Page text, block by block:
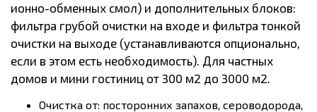
ионно-обменных смол) и дополнительных блоков:
фильтра грубой очистки на входе и фильтра тонкой
очистки на выходе (устанавливаются опционально,
если в этом есть необходимость). Для частных
домов и мини гостиниц от 300 м2 до 3000 м2.
Очистка от: посторонних запахов, сероводорода,